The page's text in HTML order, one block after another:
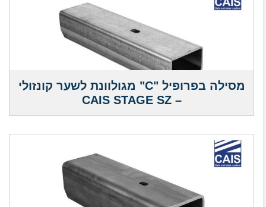
מסילה בפרופיל "C" מגולוונת לשער קונזולי
– CAIS STAGE SZ